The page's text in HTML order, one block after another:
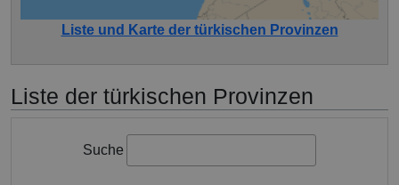
Liste und Karte der türkischen Provinzen
Liste der türkischen Provinzen
Suche